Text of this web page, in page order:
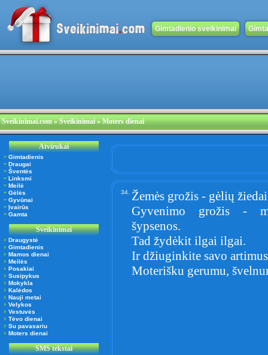
Gimtadienio sveikinimai
Sveikinimai.com» Sveikinimai » Moters dienai
Atvirukai
Gimtadienis
Draugai
Šventės
Linksmi
Meilė
Gėlės
Gyvūnai
Įvairūs
Gamta
Sveikinimai
Draugystė
Gimtadienis
Mamos dienai
Meilės
Posakiai
Susipykus
Mokykla
Kalėdos
Nauji metai
Velykos
Vestuvės
Tėvo dienai
Su pavasariu
Moters dienai
SMS tekstai
34. Žemės grožis - gėlių
Gyvenimo grožis -
šypsenos.
Tad žydėkit ilgai ilgai.
Ir džiuginkite savo artimus
Moterišku gerumu,